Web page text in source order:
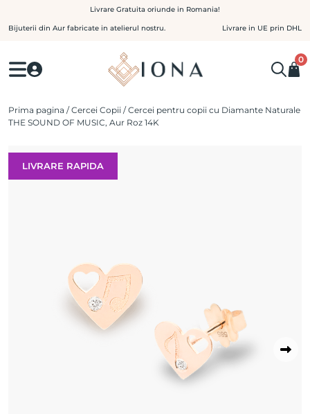
to
Livrare Gratuita oriunde in Romania!
Bijuterii din Aur fabricate in atelierul nostru. Livrare in UE prin DHL
0
Prima pagina /Cercei Copii / Cercei pentru copii cu Diamante Naturale
THE SOUND OF MUSIC, Aur Roz 14K
LIVRARE RAPIDA